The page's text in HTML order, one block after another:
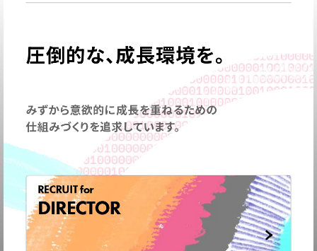
圧倒的な、成長環境を。
みずから意欲的に成長を重ねるための
仕組みづくりを追求しています。
RECRUIT for
DIRECTOR